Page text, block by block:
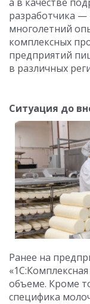
разработчика
многолетний
комплексных
предприятий
в различных
Ситуация до
Ранее на
объеме. Кроме
специфика